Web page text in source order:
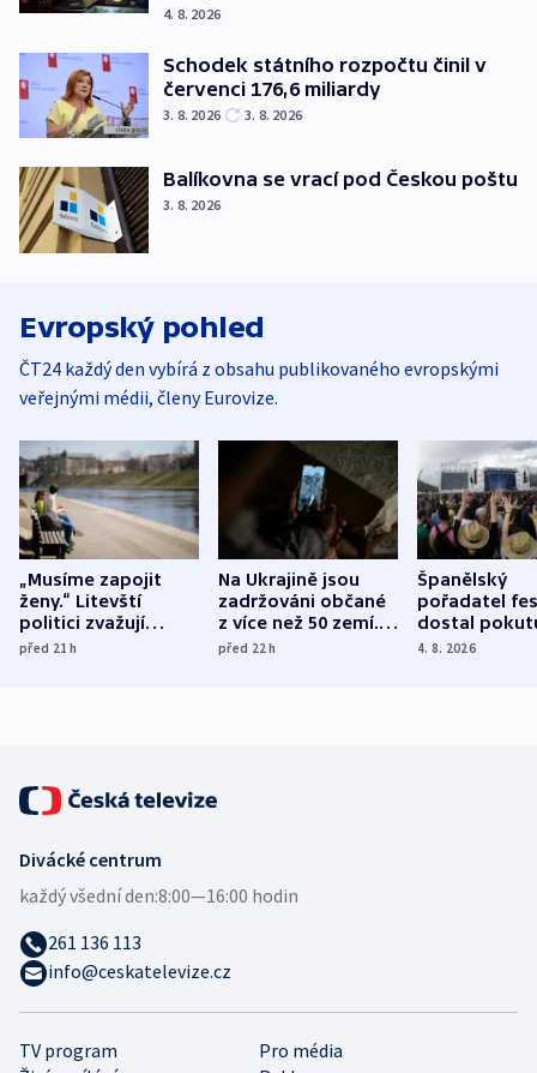
4. 8. 2026
Schodek státního rozpočtu činil v
červenci 176,6 miliardy
3. 8. 2026 3. 8. 2026
Balíkovna se vrací pod Českou poštu
3. 8. 2026
Evropský pohled
ČT24 každý den vybírá z obsahu publikovaného evropskými
veřejnými médii, členy Eurovize.
„Musíme zapojit
ženy.“ Litevští
politici zvažují
dohodu o
před 21h
Na Ukrajině jsou
zadržováni občané
z více než 50 zemí.
Bojovali na straně
před 22h
Španělský
pořadatel
dostal
nekalé
4. 8. 2026
TV program
Pro média
Divácké centrum
každý všední den:8:00—16:00 hodin
261 136 113
info@ceskatelevize.cz